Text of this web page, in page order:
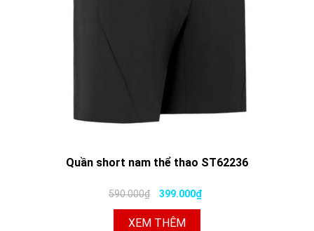
Quần short nam thể thao ST62236
590.000₫ 399.000₫
XEM THÊM